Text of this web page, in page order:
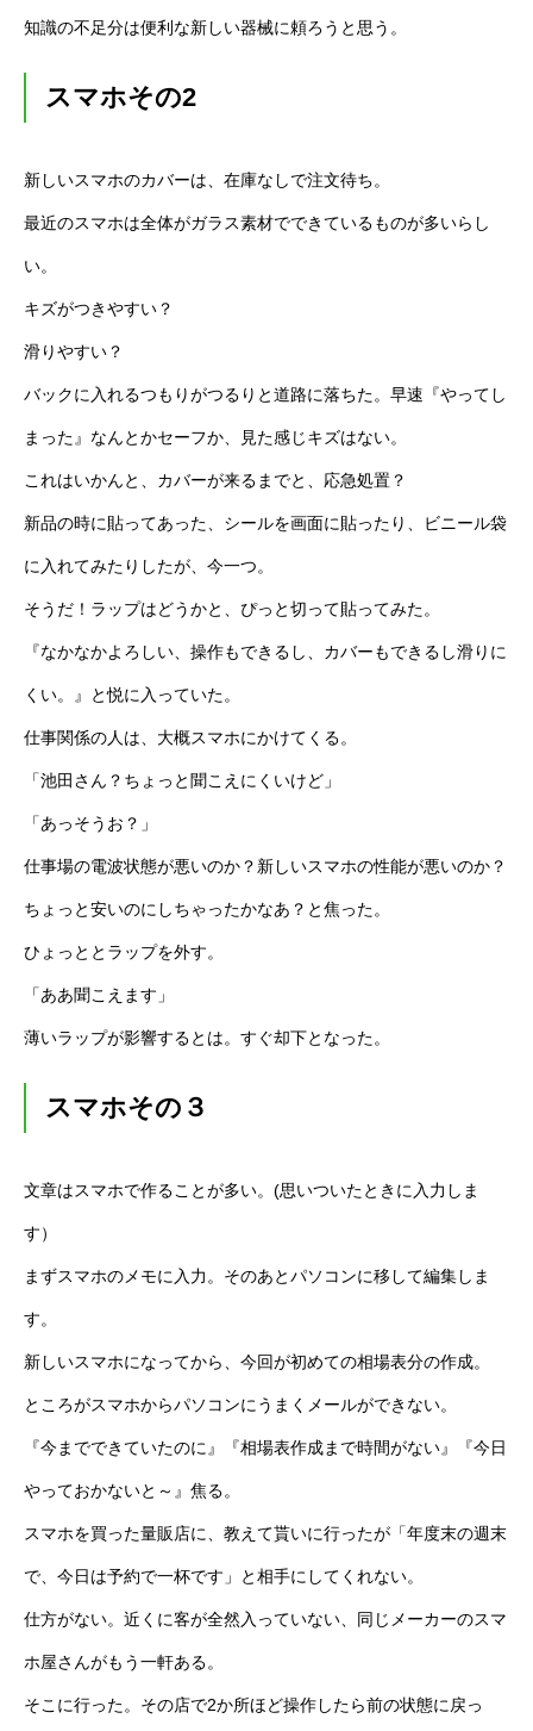
知識の不足分は便利な新しい器械に頼ろうと思う。
スマホその2
新しいスマホのカバーは、在庫なしで注文待ち。
最近のスマホは全体がガラス素材でできているものが多いらし
い。
キズがつきやすい？
滑りやすい？
バックに入れるつもりがつるりと道路に落ちた。早速『やってし
まった』なんとかセーフか、見た感じキズはない。
これはいかんと、カバーが来るまでと、応急処置？
新品の時に貼ってあった、シールを画面に貼ったり、ビニール袋
に入れてみたりしたが、今一つ。
そうだ！ラップはどうかと、ぴっと切って貼ってみた。
『なかなかよろしい、操作もできるし、カバーもできるし滑りに
くい。』と悦に入っていた。
仕事関係の人は、大概スマホにかけてくる。
「池田さん？ちょっと聞こえにくいけど」
「あっそうお？」
仕事場の電波状態が悪いのか？新しいスマホの性能が悪いのか？
ちょっと安いのにしちゃったかなあ？と焦った。
ひょっととラップを外す。
「ああ聞こえます」
薄いラップが影響するとは。すぐ却下となった。
スマホその３
文章はスマホで作ることが多い。(思いついたときに入力しま
す）
まずスマホのメモに入力。そのあとパソコンに移して編集しま
す。
新しいスマホになってから、今回が初めての相場表分の作成。
ところがスマホからパソコンにうまくメールができない。
『今までできていたのに』『相場表作成まで時間がない』『今日
やっておかないと～』焦る。
スマホを買った量販店に、教えて貰いに行ったが「年度末の週末
で、今日は予約で一杯です」と相手にしてくれない。
仕方がない。近くに客が全然入っていない、同じメーカーのスマ
ホ屋さんがもう一軒ある。
そこに行った。その店で2か所ほど操作したら前の状態に戻っ